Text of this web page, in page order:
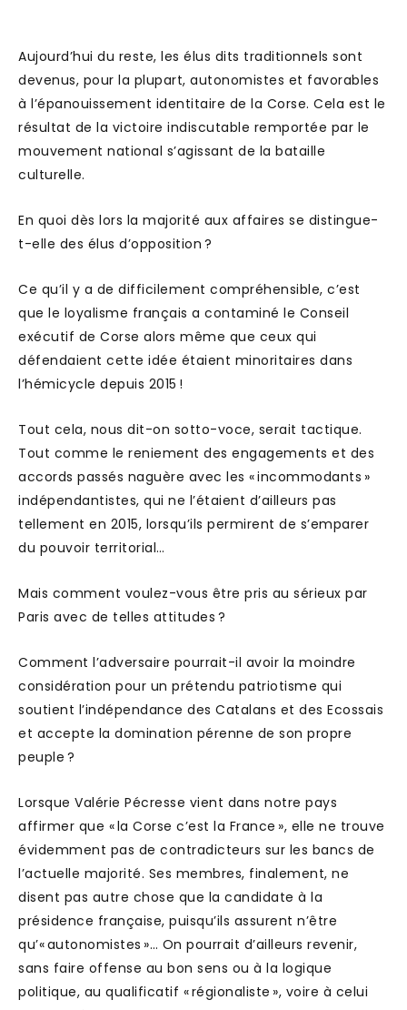
Aujourd’hui du reste, les élus dits traditionnels sont
devenus, pour la plupart, autonomistes et favorables
à l’épanouissement identitaire de la Corse. Cela est le
résultat de la victoire indiscutable remportée par le
mouvement national s’agissant de la bataille
culturelle.
En quoi dès lors la majorité aux affaires se distingue-
t-elle des élus d’opposition ?
Ce qu’il y a de difficilement compréhensible, c’est
que le loyalisme français a contaminé le Conseil
exécutif de Corse alors même que ceux qui
défendaient cette idée étaient minoritaires dans
l’hémicycle depuis 2015 !
Tout cela, nous dit-on sotto-voce, serait tactique.
Tout comme le reniement des engagements et des
accords passés naguère avec les « incommodants »
indépendantistes, qui ne l’étaient d’ailleurs pas
tellement en 2015, lorsqu’ils permirent de s’emparer
du pouvoir territorial…
Mais comment voulez-vous être pris au sérieux par
Paris avec de telles attitudes ?
Comment l’adversaire pourrait-il avoir la moindre
considération pour un prétendu patriotisme qui
soutient l’indépendance des Catalans et des Ecossais
et accepte la domination pérenne de son propre
peuple ?
Lorsque Valérie Pécresse vient dans notre pays
affirmer que « la Corse c’est la France », elle ne trouve
évidemment pas de contradicteurs sur les bancs de
l’actuelle majorité. Ses membres, finalement, ne
disent pas autre chose que la candidate à la
présidence française, puisqu’ils assurent n’être
qu’« autonomistes »… On pourrait d’ailleurs revenir,
sans faire offense au bon sens ou à la logique
politique, au qualificatif « régionaliste », voire à celui